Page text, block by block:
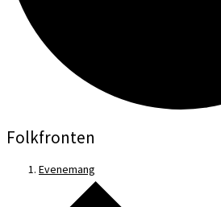
Folkfronten
Evenemang